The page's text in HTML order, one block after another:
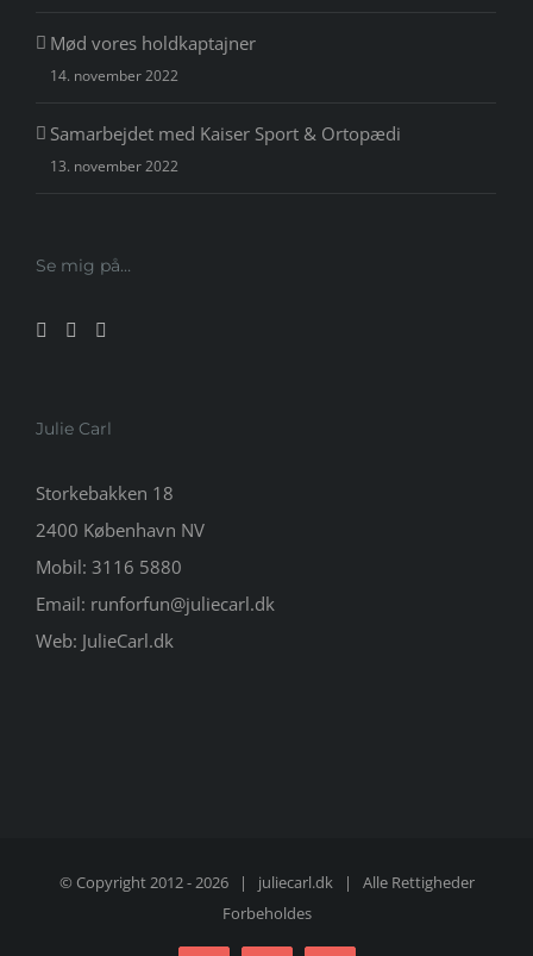
Mød vores holdkaptajner
14. november 2022
Samarbejdet med Kaiser Sport & Ortopædi
13. november 2022
Se mig på…
Julie Carl
Storkebakken 18
2400 København NV
Mobil: 3116 5880
Email: runforfun@juliecarl.dk
Web: JulieCarl.dk
© Copyright 2012 -2026 | juliecarl.dk| Alle Rettigheder
Forbeholdes